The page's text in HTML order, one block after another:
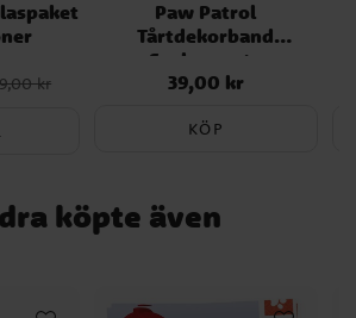
publicerades. Kontrollera alltid produktens
originalförpackning för de senaste
:
pris
kr
Paw Patrol
Tårtdekorband
Sockerpasta
Pris:39,00 kr
39,00 kr
KÖP
köpte även